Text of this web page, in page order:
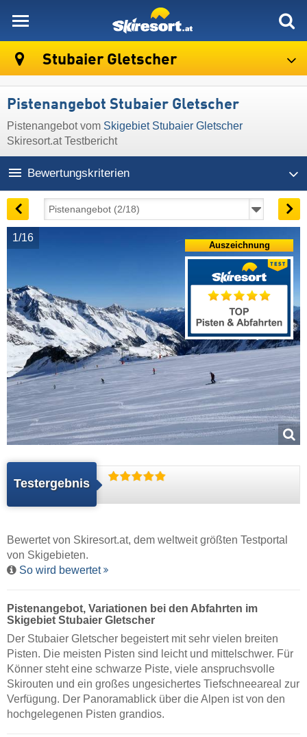
Stubaier Gletscher
Pistenangebot Stubaier Gletscher
Pistenangebot vom Skigebiet Stubaier Gletscher
Skiresort.at Testbericht
Bewertungskriterien
1/16
Testergebnis
Auszeichnung
Bewertet von Skiresort.at, dem weltweit größten Testportal
von Skigebieten.
So wird bewertet
Pistenangebot, Variationen bei den Abfahrten im
Skigebiet Stubaier Gletscher
Der Stubaier Gletscher begeistert mit sehr vielen breiten
Pisten. Die meisten Pisten sind leicht und mittelschwer. Für
Könner steht eine schwarze Piste, viele anspruchsvolle
Skirouten und ein großes ungesichertes Tiefschneeareal zur
Verfügung. Der Panoramablick über die Alpen ist von den
hochgelegenen Pisten grandios.